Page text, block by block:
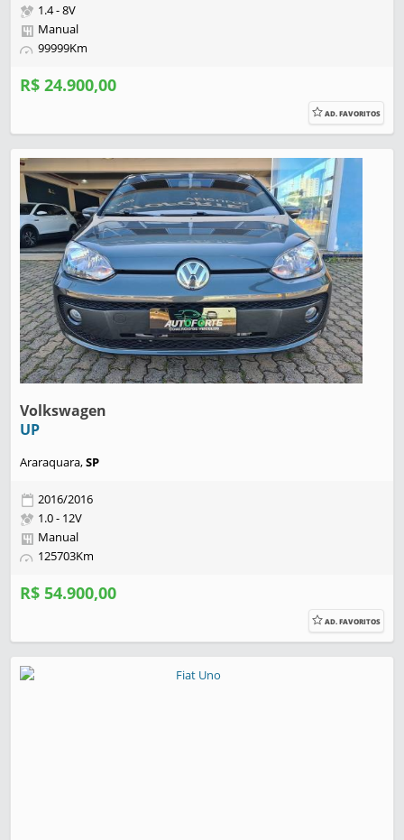
1.4 - 8V
Manual
99999Km
R$ 24.900,00
AD. FAVORITOS
Volkswagen
UP
Araraquara,SP
2016/2016
1.0 - 12V
Manual
125703Km
R$ 54.900,00
AD. FAVORITOS